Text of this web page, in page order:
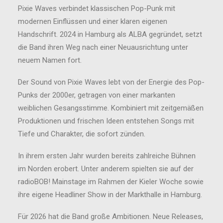
Pixie Waves verbindet klassischen Pop-Punk mit
modernen Einflüssen und einer klaren eigenen
Handschrift. 2024 in Hamburg als ALBA gegründet, setzt
die Band ihren Weg nach einer Neuausrichtung unter
neuem Namen fort.
Der Sound von Pixie Waves lebt von der Energie des Pop-
Punks der 2000er, getragen von einer markanten
weiblichen Gesangsstimme. Kombiniert mit zeitgemäßen
Produktionen und frischen Ideen entstehen Songs mit
Tiefe und Charakter, die sofort zünden.
In ihrem ersten Jahr wurden bereits zahlreiche Bühnen
im Norden erobert. Unter anderem spielten sie auf der
radioBOB! Mainstage im Rahmen der Kieler Woche sowie
ihre eigene Headliner Show in der Markthalle in Hamburg.
Für 2026 hat die Band große Ambitionen. Neue Releases,